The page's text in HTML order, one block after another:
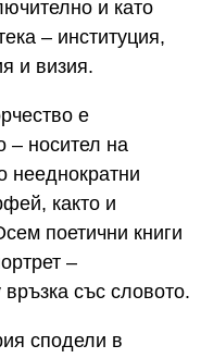
и като
– институция,
и визия.
е
– носител на
нееднократни
както и
поетични книги
–
със словото.
сподели в